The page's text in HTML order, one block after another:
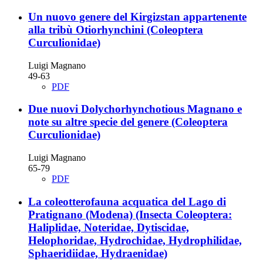
Un nuovo genere del Kirgizstan appartenente
alla tribù Otiorhynchini (Coleoptera
Curculionidae)
Luigi Magnano
49-63
PDF
Due nuovi Dolychorhynchotious Magnano e
note su altre specie del genere (Coleoptera
Curculionidae)
Luigi Magnano
65-79
PDF
La coleotterofauna acquatica del Lago di
Pratignano (Modena) (Insecta Coleoptera:
Haliplidae, Noteridae, Dytiscidae,
Helophoridae, Hydrochidae, Hydrophilidae,
Sphaeridiidae, Hydraenidae)